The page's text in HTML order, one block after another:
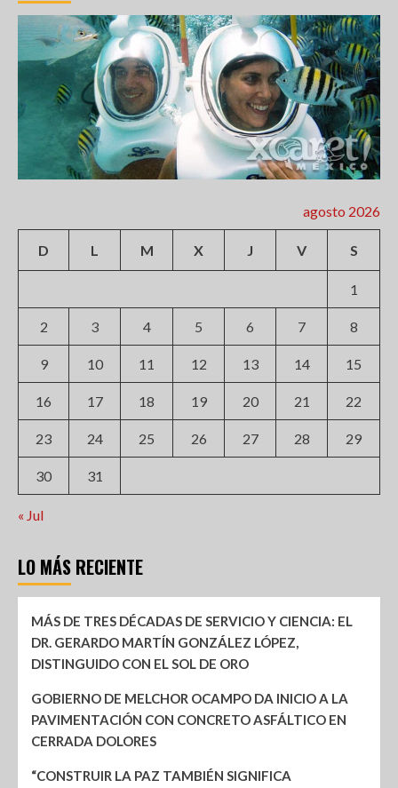
agosto 2026
D L M X J V S
1
2 3 4 5 6 7 8
9 10 11 12 13 14 15
16 17 18 19 20 21 22
23 24 25 26 27 28 29
30 31
« Jul
LO MÁS RECIENTE
MÁS DE TRES DÉCADAS DE SERVICIO Y CIENCIA: EL
DR. GERARDO MARTÍN GONZÁLEZ LÓPEZ,
DISTINGUIDO CON EL SOL DE ORO
GOBIERNO DE MELCHOR OCAMPO DA INICIO A LA
PAVIMENTACIÓN CON CONCRETO ASFÁLTICO EN
CERRADA DOLORES
“CONSTRUIR LA PAZ TAMBIÉN SIGNIFICA